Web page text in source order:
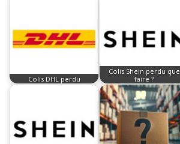
Colis DHL perdu
Colis Shein perdu que
faire ?